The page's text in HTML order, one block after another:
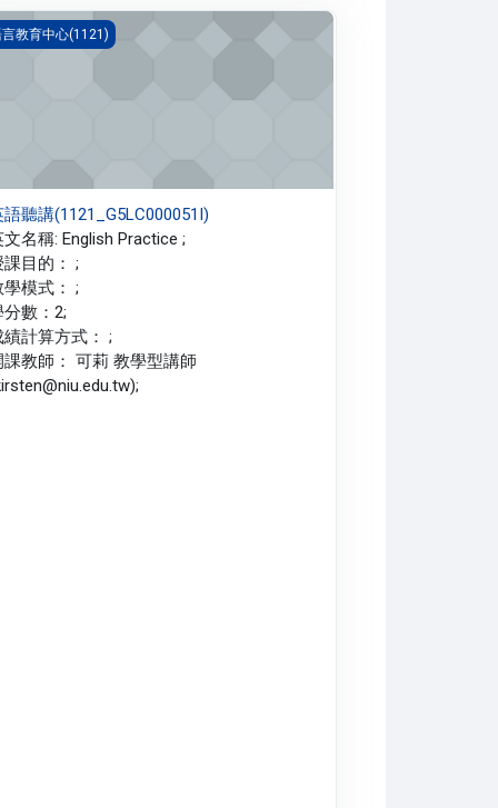
聽講(1121_G5LC000051I)
教育中心(1121)
語聽講(1121_G5LC000051I)
文名稱: English Practice ;
課目的： ;
學模式： ;
分數：2;
績計算方式： ;
課教師： 可莉 教學型講師